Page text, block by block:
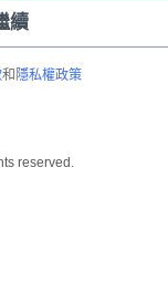
續
和 隱私權政策
reserved.